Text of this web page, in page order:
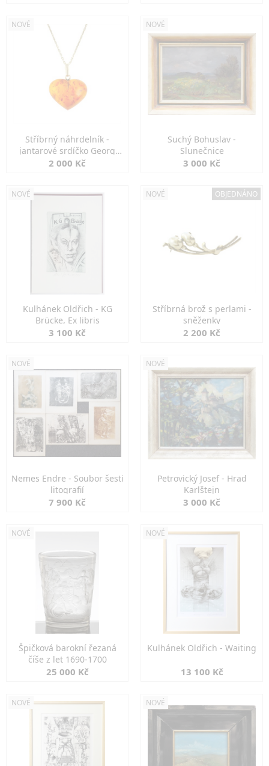
NOVÉ
Stříbrný náhrdelník -
jantarové srdíčko Georg
Kramer
2 000 Kč
NOVÉ
Suchý Bohuslav -
Slunečnice
3 000 Kč
NOVÉ
Kulhánek Oldřich - KG
Brücke, Ex libris
3 100 Kč
NOVÉ OBJEDNÁNO
Stříbrná brož s perlami -
sněženky
2 200 Kč
NOVÉ
Nemes Endre - Soubor šesti
litografií
7 900 Kč
NOVÉ
Petrovický Josef - Hrad
Karlštejn
3 000 Kč
NOVÉ
Špičková barokní řezaná
číše z let 1690-1700
25 000 Kč
NOVÉ
Kulhánek Oldřich - Waiting
13 100 Kč
NOVÉ NOVÉ